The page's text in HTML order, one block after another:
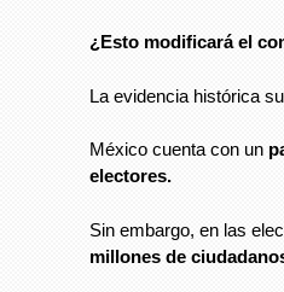
¿Esto modificará el
La evidencia histórica
México cuenta con un
electores.
Sin embargo, en las
millones de